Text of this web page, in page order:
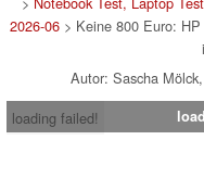
2026-06 > Keine 800 Euro:
Autor: Sascha
loading failed!